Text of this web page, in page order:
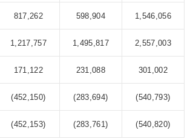
817,262 598,904 1,546,056
1,217,757 1,495,817 2,557,003
171,122 231,088 301,002
(452,150) (283,694) (540,793)
(452,153) (283,761) (540,820)